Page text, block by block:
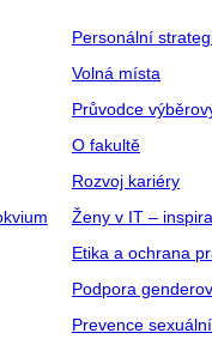
Personální
Volná místa
Průvodce
O fakultě
Rozvoj kariéry
Ženy v IT –
Etika a ochrana
Podpora
Prevence